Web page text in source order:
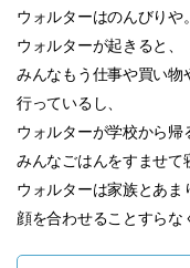
ウォルターはのんびりや。
ウォルターが起きると、
みんなもう仕事や買い物
行っているし、
ウォルターが学校から帰
みんなごはんをすませて
ウォルターは家族とあま
顔を合わせることすらな